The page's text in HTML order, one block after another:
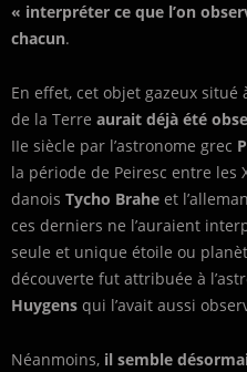
« interpréter ce que l’on
chacun.
En effet, cet objet gazeux
de la Terre aurait déjà été
IIe siècle par l’astronome grec
la période de Peiresc entre les
danois Tycho Brahe et
ces derniers ne l’auraient
seule et unique étoile ou
découverte fut attribuée à
Huygens qui l’avait aussi
Néanmoins, il semble